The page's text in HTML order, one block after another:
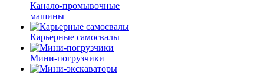
Канало-промывочные
машины
Карьерные самосвалы
Мини-погрузчики